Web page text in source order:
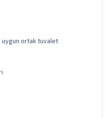
uygun ortak tuvalet